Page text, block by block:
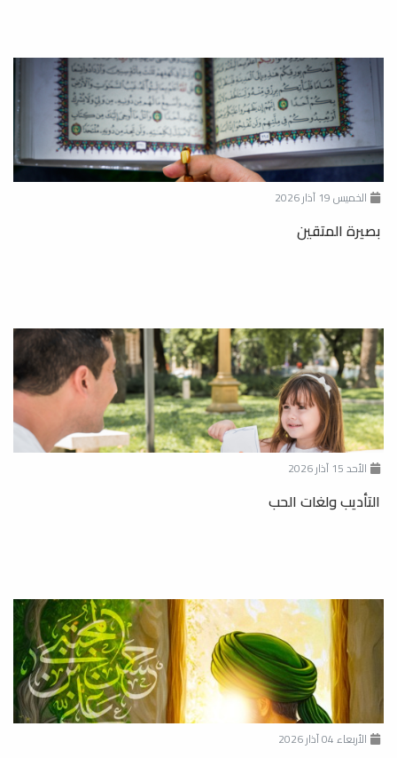
الخميس 19 آذار 2026
بصيرة المتقين
الأحد 15 آذار 2026
التأديب ولغات الحب
الأربعاء 04 آذار 2026